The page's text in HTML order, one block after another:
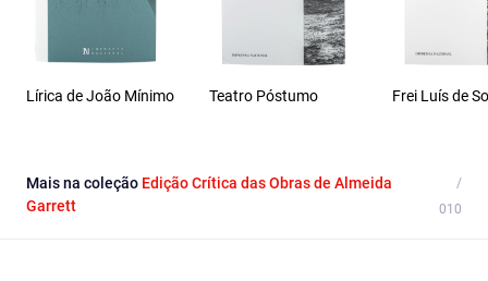
Lírica de João Mínimo Teatro Póstumo Frei Luís de
Mais na coleção Edição Crítica das Obras de Almeida
Garrett